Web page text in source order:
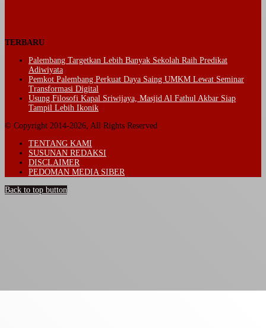
TERBARU
Palembang Targetkan Lebih Banyak Sekolah Raih Predikat
Adiwiyata
Pemkot Palembang Perkuat Daya Saing UMKM Lewat Seminar
Transformasi Digital
Usung Filosofi Kapal Sriwijaya, Masjid Al Fathul Akbar Siap
Tampil Lebih Ikonik
© Copyright 2014-2026, All Rights Reserved
TENTANG KAMI
SUSUNAN REDAKSI
DISCLAIMER
PEDOMAN MEDIA SIBER
Back to top button